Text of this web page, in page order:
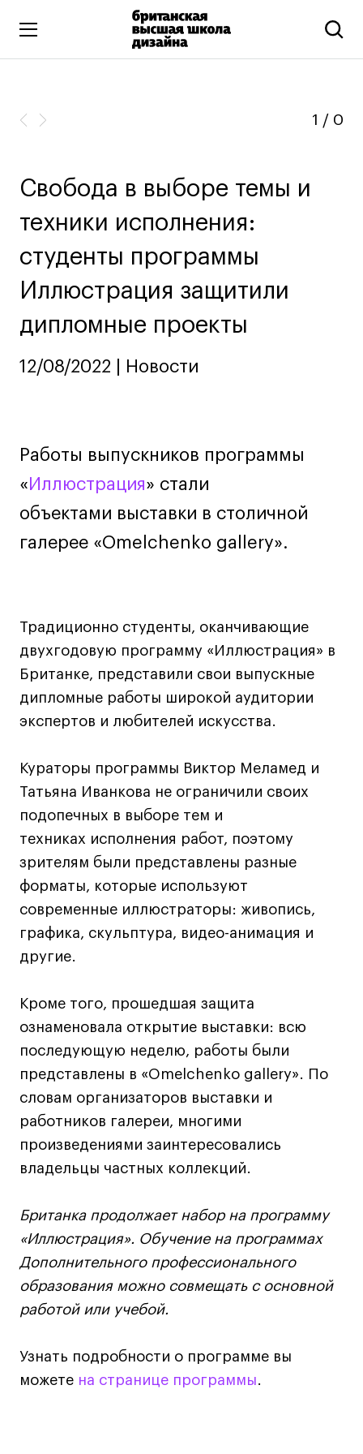
Искусство и дизайн
Все программы
Коммуникационный и цифровой дизайн
Иллюстрация
Современное искусство
Ювелирный дизайн
Промышленный и предметный дизайн
Дизайн и декорирование интерьера
Подготовительные курсы и творческое
развитие
Онлайн-программы
Дизайн интерьера
Стайлинг
Все программы
Интенсивы
Мода
Контент
Навыки предпринимателя и управленца
Фотография
Очно + онлайн
Все программы
Техникум
Специалист кино- и медиапродакшена
1 / 0
Свобода в выборе темы и
техники исполнения:
студенты программы
Иллюстрация защитили
дипломные проекты
12/08/2022 | Новости
Работы выпускников программы
«Иллюстрация» стали
объектами выставки в столичной
галерее «Omelchenko gallery».
Традиционно студенты, оканчивающие
двухгодовую программу «Иллюстрация» в
Британке, представили свои выпускные
дипломные работы широкой аудитории
экспертов и любителей искусства.
Кураторы программы Виктор Меламед и
Татьяна Иванкова не ограничили своих
подопечных в выборе тем и
техниках исполнения работ, поэтому
зрителям были представлены разные
форматы, которые используют
современные иллюстраторы: живопись,
графика, скульптура, видео-анимация и
другие.
Кроме того, прошедшая защита
ознаменовала открытие выставки: всю
последующую неделю, работы были
представлены в «Omelchenko gallery». По
словам организаторов выставки и
работников галереи, многими
произведениями заинтересовались
владельцы частных коллекций.
Британка продолжает набор на программу
«Иллюстрация». Обучение на программах
Дополнительного профессионального
образования можно совмещать с основной
работой или учебой.
Узнать подробности о программе вы
можете на странице программы.